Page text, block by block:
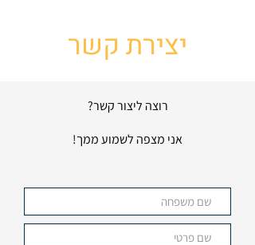
יצירת קשר
רוצה ליצור קשר?
אני מצפה לשמוע ממך!